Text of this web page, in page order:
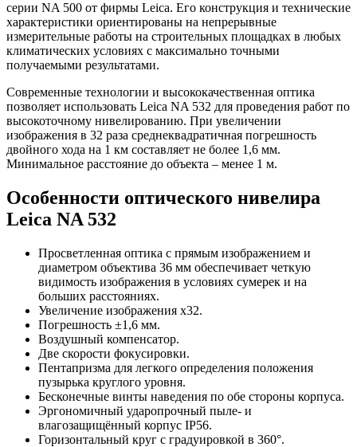
серии NA 500 от фирмы Leica. Его конструкция и технические
характеристики ориентированы на непрерывные
измерительные работы на строительных площадках в любых
климатических условиях с максимально точными
получаемыми результатами.
Современные технологии и высококачественная оптика
позволяет использовать Leica NA 532 для проведения работ по
высокоточному нивелированию. При увеличении
изображения в 32 раза среднеквадратичная погрешность
двойного хода на 1 км составляет не более 1,6 мм.
Минимальное расстояние до объекта – менее 1 м.
Особенности оптического нивелира
Leica NA 532
Просветленная оптика с прямым изображением и
диаметром объектива 36 мм обеспечивает четкую
видимость изображения в условиях сумерек и на
больших расстояниях.
Увеличение изображения х32.
Погрешность ±1,6 мм.
Воздушный компенсатор.
Две скорости фокусировки.
Пентапризма для легкого определения положения
пузырька круглого уровня.
Бесконечные винты наведения по обе стороны корпуса.
Эргономичный ударопрочный пыле- и
влагозащищённый корпус IP56.
Горизонтальный круг с градуировкой в 360°.